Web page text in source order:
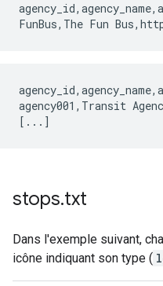
agency001,Transit
stops.txt
Dans l'exemple suivant,
icône indiquant son type (